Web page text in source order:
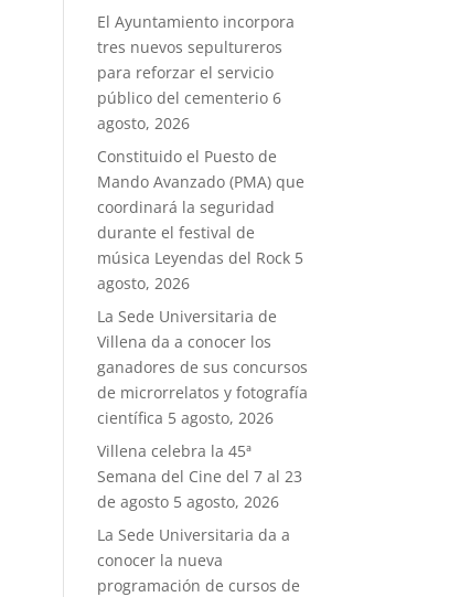
El Ayuntamiento incorpora
tres nuevos sepultureros
para reforzar el servicio
público del cementerio 6
agosto, 2026
Constituido el Puesto de
Mando Avanzado (PMA) que
coordinará la seguridad
durante el festival de
música Leyendas del Rock 5
agosto, 2026
La Sede Universitaria de
Villena da a conocer los
ganadores de sus concursos
de microrrelatos y fotografía
científica 5 agosto, 2026
Villena celebra la 45ª
Semana del Cine del 7 al 23
de agosto 5 agosto, 2026
La Sede Universitaria da a
conocer la nueva
programación de cursos de